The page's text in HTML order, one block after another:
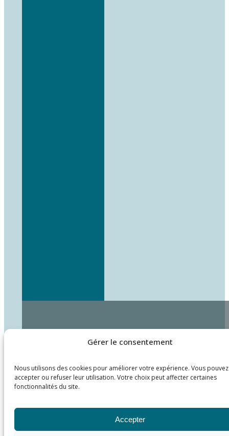
Gérer le consentement
Nous utilisons des cookies pour améliorer votre expérience. Vous pouvez
accepter ou refuser leur utilisation. Votre choix peut affecter certaines
fonctionnalités du site.
Accepter